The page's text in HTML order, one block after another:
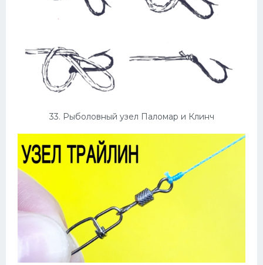
33. Рыболовный узел Паломар и Клинч